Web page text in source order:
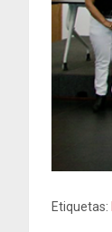
Etiquetas: